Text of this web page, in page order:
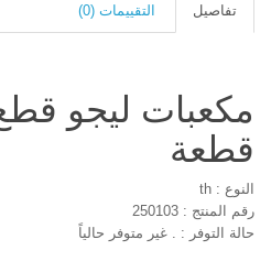
تفاصيل التقييمات (0)
قطعة
النوع : th
رقم المنتج : 250103
حالة التوفر : . غير متوفر حالياً